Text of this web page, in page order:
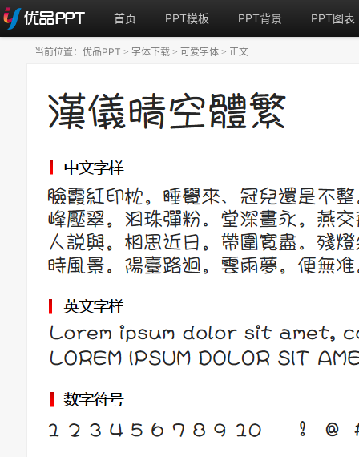
首页 PPT模板 PPT背景 PPT图表
当前位置： 优品PPT > 字体下载 > 可爱字体 > 正文